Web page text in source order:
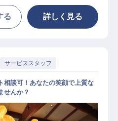
る 詳しく見る
サービススタッフ
相談可！あなたの笑顔で上質な
せんか？